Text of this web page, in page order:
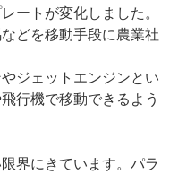
ートが変化しました。
どを移動手段に農業社
ジェットエンジンとい
行機で移動できるよう
界にきています。パラ